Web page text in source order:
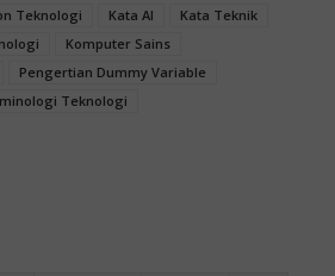
Teknologi Kata AI
Kata Teknik
Komputer Sains
Pengertian Dummy Variable
Teknologi